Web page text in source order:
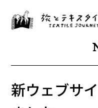
新ウェブサ